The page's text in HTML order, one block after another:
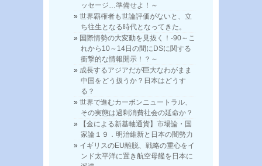
ッセージ…準備せよ！～
世界覇権者も世論評価がないと、立
ち往生となる時代となってきた。
国際情勢の大変動を見抜く！-90～こ
れから10～14日の間にDSに関する
衝撃的な情報開示！？～
成長するアジアだが巨大なわがまま
中国をどう扱うか？日本はどうす
る？
世界で進むカーボンニュートラル、
その実態は過剰消費社会の延命か？
【金による新基軸通貨】市場論・国
家論１９．明治維新と日本の闇勢力
イギリスのEU離脱、戦略の重心をイ
ンド太平洋に置き航空母艦を日本に